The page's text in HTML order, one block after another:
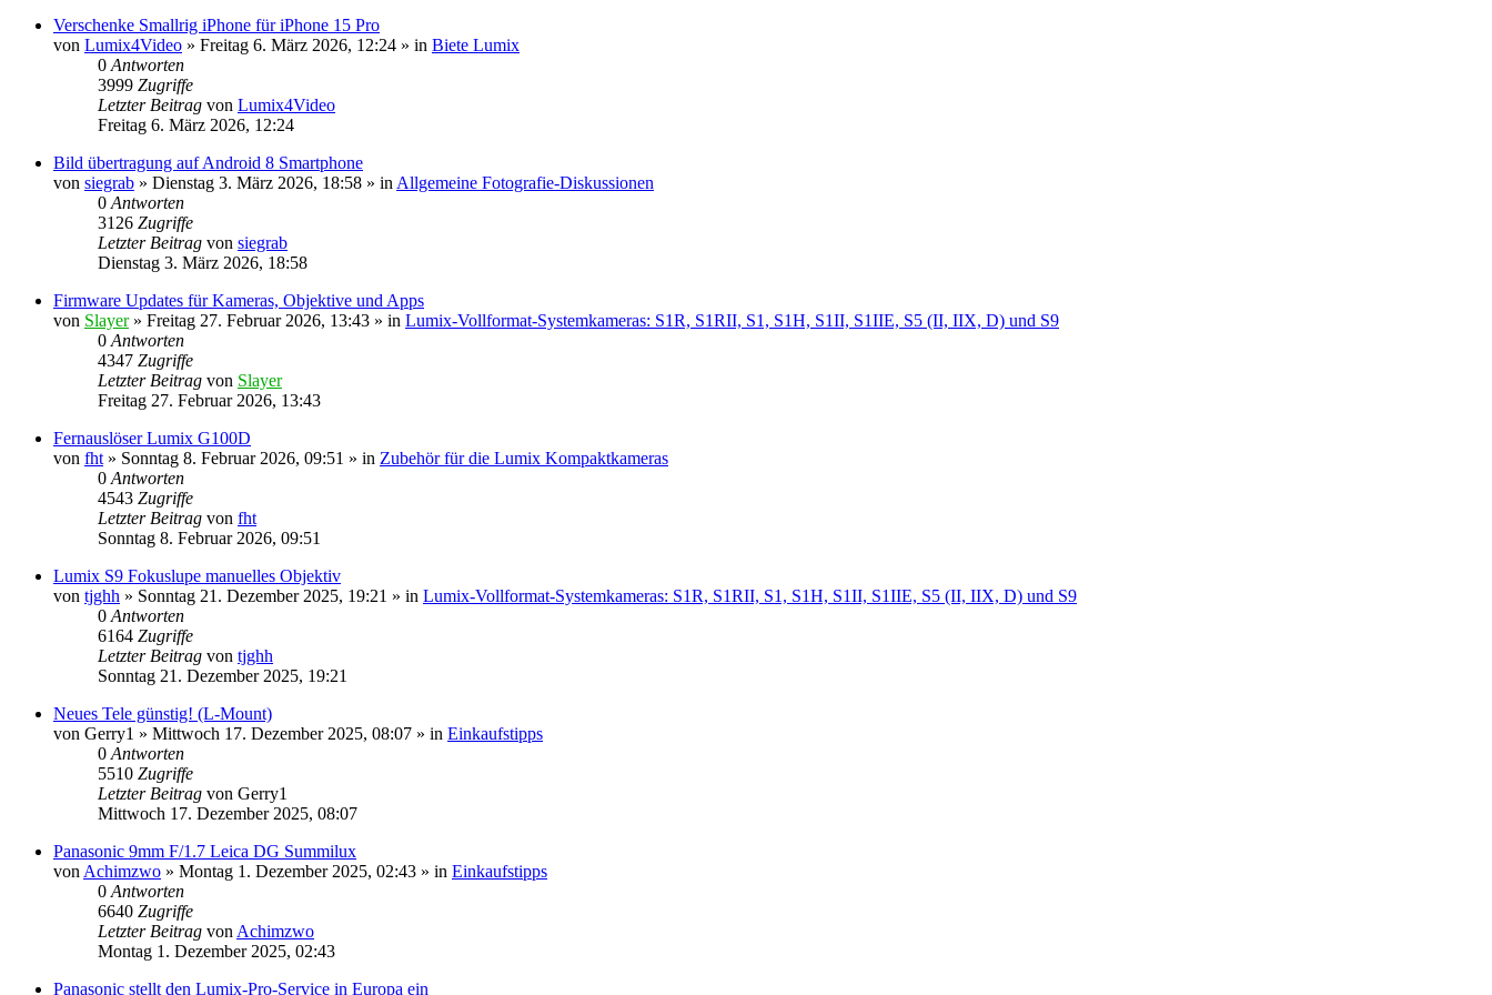
Verschenke Smallrig iPhone für iPhone 15 Pro
von Lumix4Video » Freitag 6. März 2026, 12:24 » in Biete Lumix
0 Antworten
3999 Zugriffe
Letzter Beitrag von Lumix4Video
Freitag 6. März 2026, 12:24
Bild übertragung auf Android 8 Smartphone
von siegrab » Dienstag 3. März 2026, 18:58 » in Allgemeine Fotografie-Diskussionen
0 Antworten
3126 Zugriffe
Letzter Beitrag von siegrab
Dienstag 3. März 2026, 18:58
Firmware Updates für Kameras, Objektive und Apps
von Slayer» Freitag 27. Februar 2026, 13:43 » in Lumix-Vollformat-Systemkameras: S1R, S1RII, S1, S1H, S1II, S1IIE, S5 (II, IIX, D) und S9
0 Antworten
4347 Zugriffe
Letzter Beitrag von Slayer
Freitag 27. Februar 2026, 13:43
Fernauslöser Lumix G100D
von fht » Sonntag 8. Februar 2026, 09:51 » in Zubehör für die Lumix Kompaktkameras
0 Antworten
4543 Zugriffe
Letzter Beitrag von fht
Sonntag 8. Februar 2026, 09:51
Lumix S9 Fokuslupe manuelles Objektiv
von tjghh » Sonntag 21. Dezember 2025, 19:21 » in Lumix-Vollformat-Systemkameras: S1R, S1RII, S1, S1H, S1II, S1IIE, S5 (II, IIX, D) und S9
0 Antworten
6164 Zugriffe
Letzter Beitrag von tjghh
Sonntag 21. Dezember 2025, 19:21
Neues Tele günstig! (L-Mount)
von Gerry1 » Mittwoch 17. Dezember 2025, 08:07 » in Einkaufstipps
0 Antworten
5510 Zugriffe
Letzter Beitrag von Gerry1
Mittwoch 17. Dezember 2025, 08:07
Panasonic 9mm F/1.7 Leica DG Summilux
von Achimzwo » Montag 1. Dezember 2025, 02:43 » in Einkaufstipps
0 Antworten
6640 Zugriffe
Letzter Beitrag von Achimzwo
Montag 1. Dezember 2025, 02:43
Panasonic stellt den Lumix-Pro-Service in Europa ein